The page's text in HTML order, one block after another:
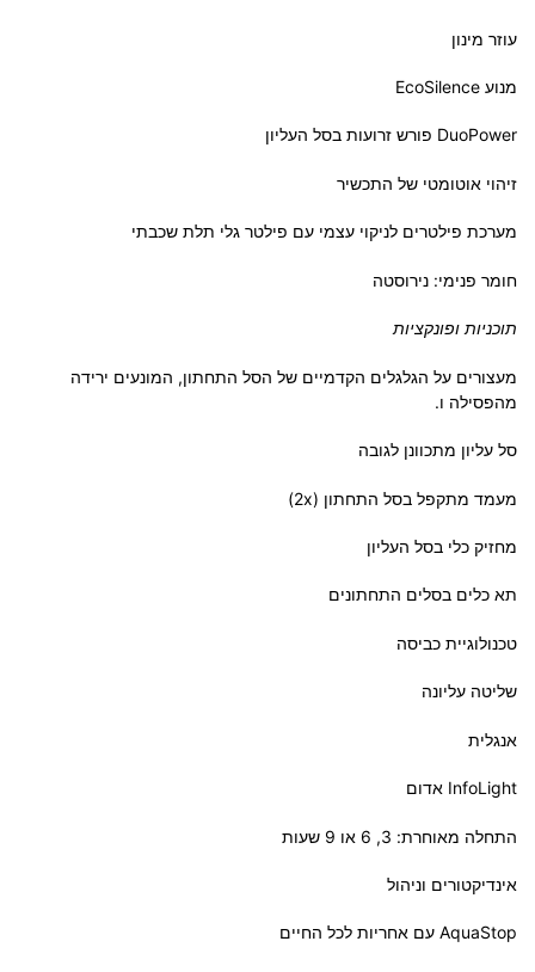
עוזר מינון
מנוע EcoSilence
DuoPower פורש זרועות בסל העליון
זיהוי אוטומטי של התכשיר
מערכת פילטרים לניקוי עצמי עם פילטר גלי תלת שכבתי
חומר פנימי: נירוסטה
תוכניות ופונקציות
מעצורים על הגלגלים הקדמיים של הסל התחתון, המונעים ירידה
מהפסילה ו.
סל עליון מתכוונן לגובה
מעמד מתקפל בסל התחתון (2x)
מחזיק כלי בסל העליון
תא כלים בסלים התחתונים
טכנולוגיית כביסה
שליטה עליונה
אנגלית
InfoLight אדום
התחלה מאוחרת: 3, 6 או 9 שעות
אינדיקטורים וניהול
AquaStop עם אחריות לכל החיים